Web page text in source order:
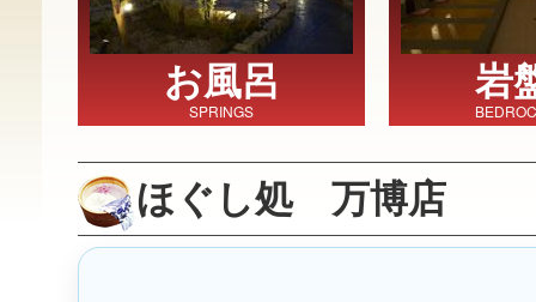
お風呂
SPRINGS
岩
ほぐし処 万博店